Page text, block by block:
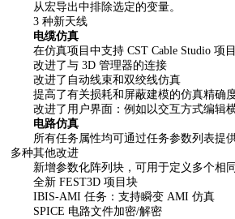
从宏导出中排除选定的变量。
3 种新天线
电缆仿真
在仿真项目中支持 CST Cable Studio 项目
改进了与 3D 管理器的连接
改进了自动线束和双绞线仿真
提高了有关损耗和屏蔽建模的仿真精确度
改进了用户界面：例如以交互方式编辑
电路仿真
所有任务属性均可通过任务参数列表提
多种其他改进
新增参数化阵列块，可用于定义多个相
全新 FEST3D 项目块
IBIS-AMI 任务：支持瞬变 AMI 仿真
SPICE 电路文件加密/解密